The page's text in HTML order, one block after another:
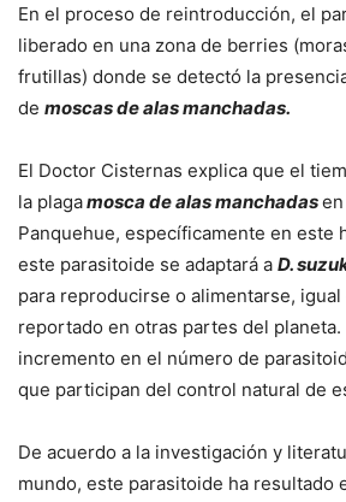
En el proceso de reintroducción, el
liberado en una zona de berries
frutillas) donde se detectó la
de moscas de alas manchadas.
El Doctor Cisternas explica que el
la plagamosca de alas manchadas
Panquehue, específicamente en este
este parasitoide se adaptará a D.
para reproducirse o alimentarse, igual
reportado en otras partes del planeta.
incremento en el número de
que participan del control natural de
De acuerdo a la investigación y
mundo, este parasitoide ha resultado